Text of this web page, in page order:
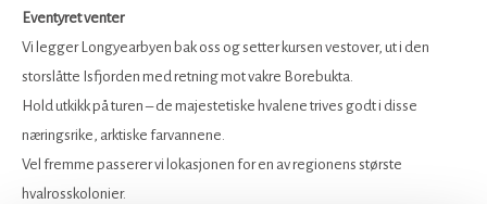
Eventyret venter
Vi legger Longyearbyen bak oss og setter kursen vestover, ut i den
storslåtte Isfjorden med retning mot vakre Borebukta.
Hold utkikk på turen – de majestetiske hvalene trives godt i disse
næringsrike, arktiske farvannene.
Vel fremme passerer vi lokasjonen for en av regionens største
hvalrosskolonier.